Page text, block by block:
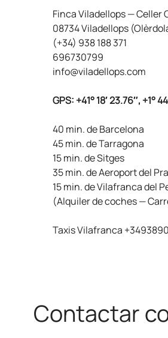
Finca Viladellops — Celler
08734 Viladellops
(+34) 938 188 371
696730799
info@viladellops.com
GPS: +41° 18′ 23.76″, +1°
40 min. de Barcelona
45 min. de Tarragona
15 min. de Sitges
35 min. de Aeroport del
15 min. de Vilafranca del
(Alquiler de coches —
Taxis Vilafranca
Contactar